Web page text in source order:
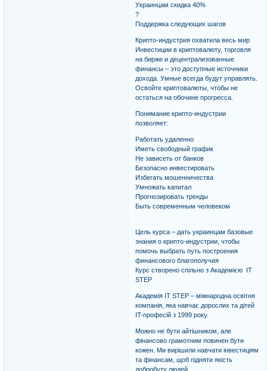
Украинцам скидка 40%
?
Поддержка следующих шагов
Крипто-индустрия охватила весь мир
Инвестиции в криптовалюту, торговля
на бирже и децентрализованные
финансы – это доступные источники
дохода. Умные всегда будут управлять.
Освойте криптовалюты, чтобы не
остаться на обочине прогресса.
Понимание крипто-индустрии
позволяет:
Работать удаленно
Иметь свободный график
Не зависеть от банков
Безопасно инвестировать
Избегать мошенничества
Умножать капитал
Прогнозировать тренды
Быть современным человеком
Цель курса – дать украинцам базовые
знания о крипто-индустрии, чтобы
помочь выбрать путь построения
финансового благополучия
Курс створено спільно з Академією IT
STEP
Академія IT STEP – міжнародна освітня
компанія, яка навчає дорослих та дітей
IT-професій з 1999 року.
Можно не бути айтiшником, але
фінансово грамотним повинен бути
кожен. Ми вирішили навчати інвестиціям
та фінансам, щоб підняти якість
добробуту людей.